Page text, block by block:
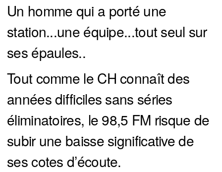
Un homme qui a porté une
station...une équipe...tout seul sur
ses épaules..
Tout comme le CH connaît des
années difficiles sans séries
éliminatoires, le 98,5 FM risque de
subir une baisse significative de
ses cotes d’écoute.